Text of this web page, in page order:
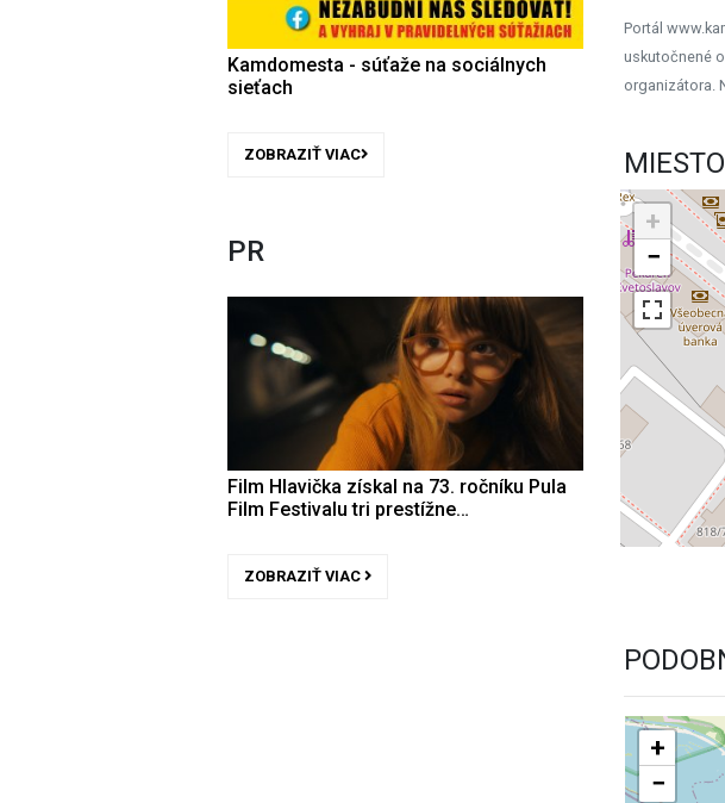
Kamdomesta - súťaže na sociálnych
sieťach
ZOBRAZIŤ VIAC
PR
Film Hlavička získal na 73. ročníku Pula
Film Festivalu tri prestížne…
ZOBRAZIŤ VIAC
Portál
uskutočnené
organizátora.
+
−
+
−